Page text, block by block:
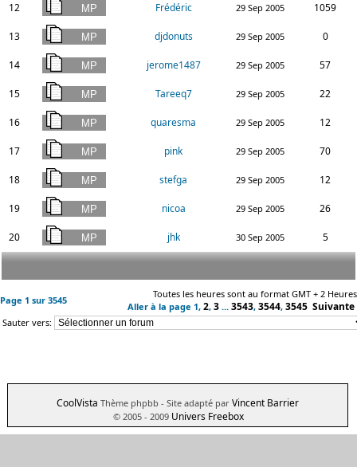
12 Frédéric 29 Sep 2005 1059
13 djdonuts 29 Sep 2005 0
14 jerome1487 29 Sep 2005 57
15 Tareeq7 29 Sep 2005 22
16 quaresma 29 Sep 2005 12
17 pink 29 Sep 2005 70
18 stefga 29 Sep 2005 12
19 nicoa 29 Sep 2005 26
20 jhk 30 Sep 2005 5
Page 1 sur 3545
Toutes les heures sont au format GMT + 2 Heures
Aller à la page 1, 2, 3 ... 3543, 3544, 3545 Suivante
Sauter vers:
CoolVista Thème phpbb - Site adapté par Vincent Barrier
© 2005 - 2009 Univers Freebox